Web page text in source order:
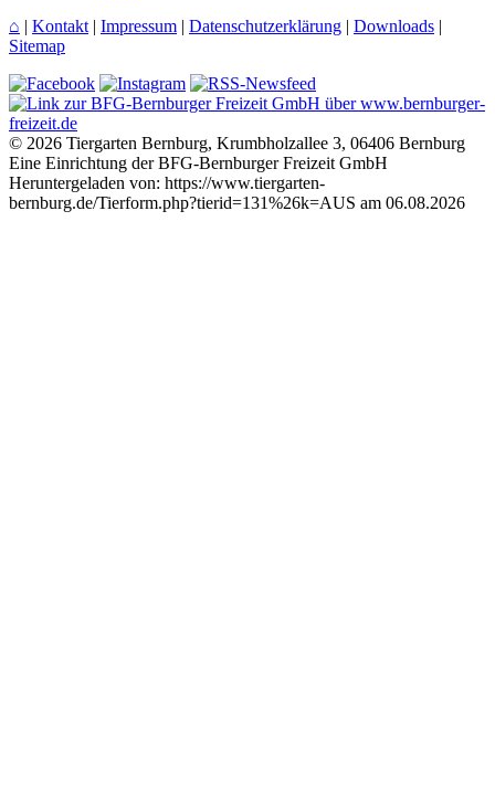
⌂ | Kontakt | Impressum | Datenschutzerklärung | Downloads |
Sitemap
© 2026 Tiergarten Bernburg, Krumbholzallee 3, 06406 Bernburg
Eine Einrichtung der BFG-Bernburger Freizeit GmbH
Heruntergeladen von: https://www.tiergarten-
bernburg.de/Tierform.php?tierid=131%26k=AUS am 06.08.2026